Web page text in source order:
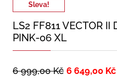
Sleva!
LS2 FF811 VECTOR II
PINK-06 XL
6 999,00Kč 6 649,00 Kč